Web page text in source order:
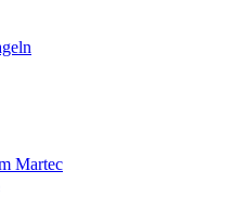
Martec